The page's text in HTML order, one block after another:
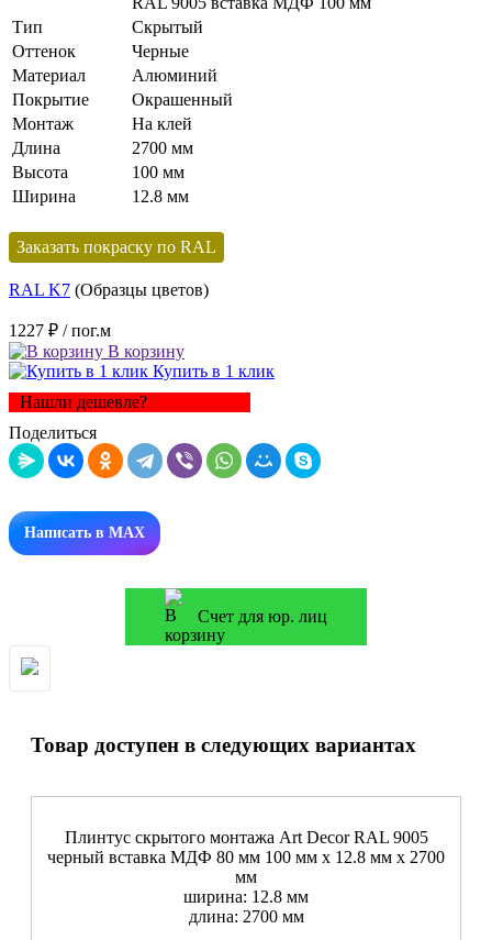
Тип
Скрытый
Оттенок
Черные
Материал
Алюминий
Покрытие
Окрашенный
Монтаж
На клей
Длина
2700 мм
Высота
100 мм
Ширина
12.8 мм
Заказать покраску по RAL
RAL K7 (Образцы цветов)
1227 ₽ / пог.м
В корзину
Купить в 1 клик
Нашли дешевле?
Поделиться
Написать в MAX
Счет для юр. лиц
Товар доступен в следующих вариантах
Плинтус скрытого монтажа Art Decor RAL 9005
черный вставка МДФ 80 мм 100 мм x 12.8 мм х 2700
мм
ширина: 12.8 мм
длина: 2700 мм